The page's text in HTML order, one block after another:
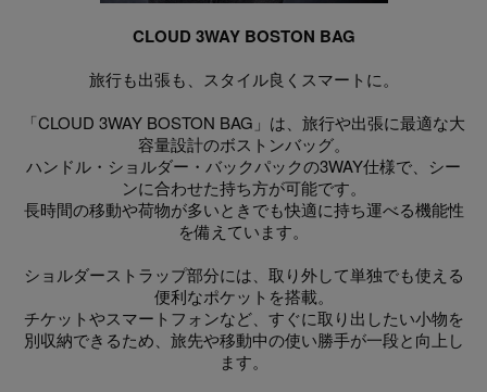
CLOUD 3WAY BOSTON BAG
旅行も出張も、スタイル良くスマートに。
「CLOUD 3WAY BOSTON BAG」は、旅行や出張に最適な大
容量設計のボストンバッグ。
ハンドル・ショルダー・バックパックの3WAY仕様で、シー
ンに合わせた持ち方が可能です。
長時間の移動や荷物が多いときでも快適に持ち運べる機能性
を備えています。
ショルダーストラップ部分には、取り外して単独でも使える
便利なポケットを搭載。
チケットやスマートフォンなど、すぐに取り出したい小物を
別収納できるため、旅先や移動中の使い勝手が一段と向上し
ます。